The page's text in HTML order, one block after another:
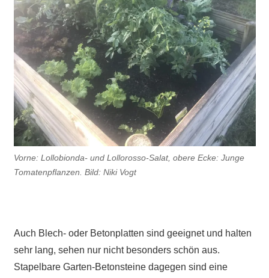
Vorne: Lollobionda- und Lollorosso-Salat, obere Ecke: Junge
Tomatenpflanzen. Bild: Niki Vogt
Auch Blech- oder Betonplatten sind geeignet und halten
sehr lang, sehen nur nicht besonders schön aus.
Stapelbare Garten-Betonsteine dagegen sind eine